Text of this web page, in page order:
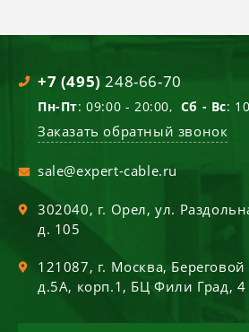
+7 (495) 248-66-70
Пн-Пт: 09:00 - 20:00, Сб - Вс:
Заказать обратный звонок
sale@expert-cable.ru
302040, г. Орел,ул.
д. 105
121087, г. Москва, Береговой
д.5А, корп.1, БЦ Фили Град, 4